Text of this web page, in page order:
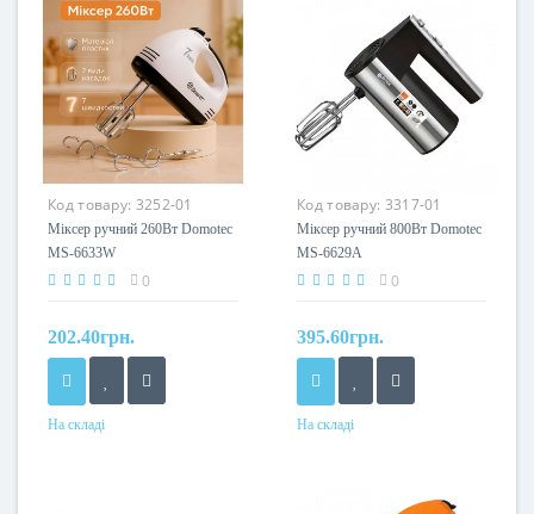
Код товару: 3252-01
Міксер ручний 260Вт Domotec
MS-6633W
0
202.40грн.
На складі
Код товару: 3317-01
Міксер ручний 800Вт Domotec
MS-6629A
0
395.60грн.
На складі